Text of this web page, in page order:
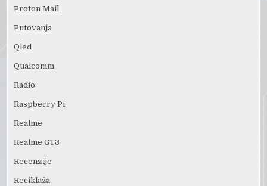
Proton Mail
Putovanja
Qled
Qualcomm
Radio
Raspberry Pi
Realme
Realme GT3
Recenzije
Reciklaža